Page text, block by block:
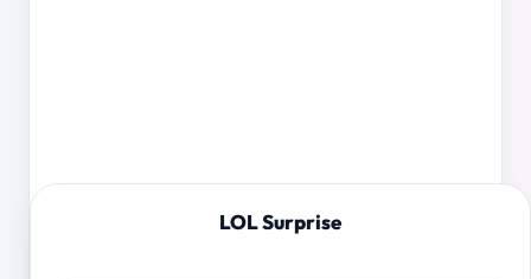
LOL Surprise